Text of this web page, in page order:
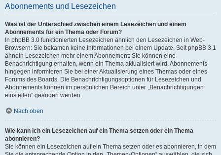
Abonnements und Lesezeichen
Was ist der Unterschied zwischen einem Lesezeichen und einem
Abonnements für ein Thema oder Forum?
In phpBB 3.0 funktionierten Lesezeichen ähnlich den Lesezeichen in Web-
Browsern: Sie bekamen keine Informationen bei einem Update. Seit phpBB 3.1
ähneln Lesezeichen mehr einem Abonnement: Sie können eine
Benachrichtigung erhalten, wenn ein Thema aktualisiert wird. Abonnements
hingegen informieren Sie bei einer Aktualisierung eines Themas oder eines
Forums des Boards. Die Benachrichtigungsoptionen für Lesezeichen und
Abonnements können im persönlichen Bereich unter „Benachrichtigungen
einstellen“ geändert werden.
Nach oben
Wie kann ich ein Lesezeichen auf ein Thema setzen oder ein Thema
abonnieren?
Sie können ein Lesezeichen auf ein Thema setzen oder es abonnieren, in dem